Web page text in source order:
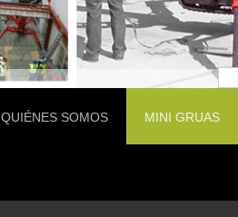
QUIÉNES SOMOS MINI GRUAS